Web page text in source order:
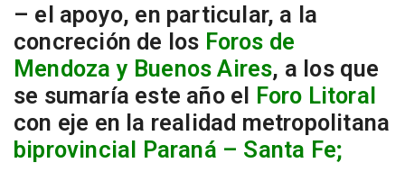
– el apoyo, en particular, a la
concreción de los Foros de
Mendoza y Buenos Aires, a los que
se sumaría este año el Foro Litoral
con eje en la realidad metropolitana
biprovincial Paraná – Santa Fe;